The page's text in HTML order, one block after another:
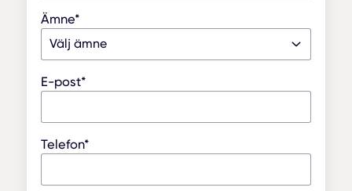
Ämne*
E-post*
Telefon*